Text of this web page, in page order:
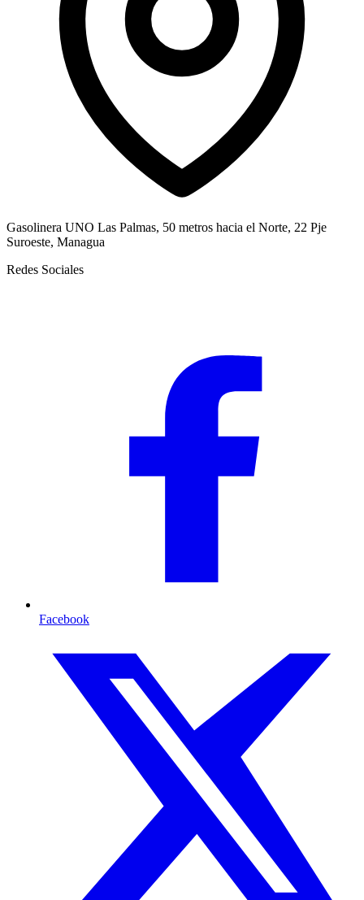
Gasolinera UNO Las Palmas, 50 metros hacia el Norte, 22 Pje
Suroeste, Managua
Redes Sociales
Facebook